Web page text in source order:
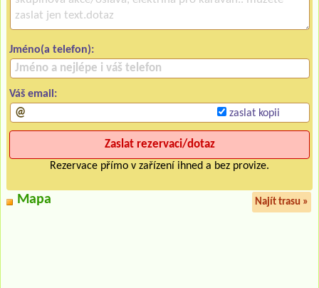
Jméno(a telefon):
Váš email:
zaslat kopii
Rezervace přímo v zařízení ihned a bez provize.
Mapa Najít trasu »